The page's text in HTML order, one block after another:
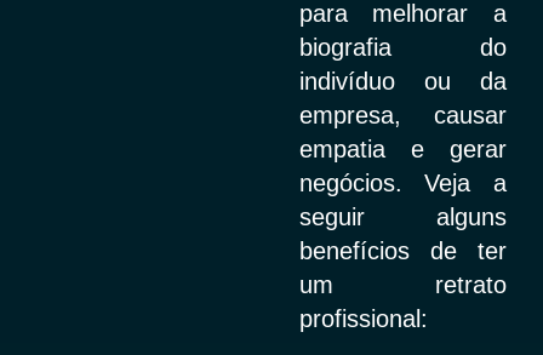
para melhorar a
biografia do
indivíduo ou da
empresa, causar
empatia e gerar
negócios. Veja a
seguir alguns
benefícios de ter
um retrato
profissional: